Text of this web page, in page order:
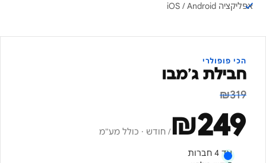
אפליקציה iOS / Android
הכי פופולרי
חבילת ג׳מבו
₪319
₪249
/ חודש · כולל מע"מ
עד 4 חברות